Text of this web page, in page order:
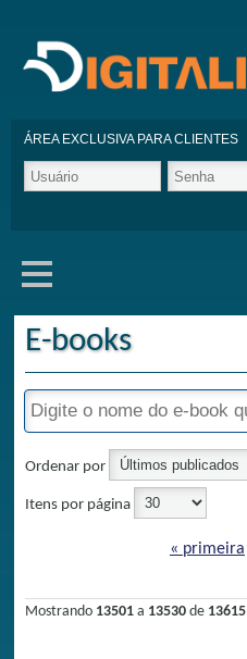
ÁREA EXCLUSIVA PARA CLIENTES
E-books
Ordenar por
Itens por página
Páginas
« primeira
Mostrando 13501 a 13530 de 13615